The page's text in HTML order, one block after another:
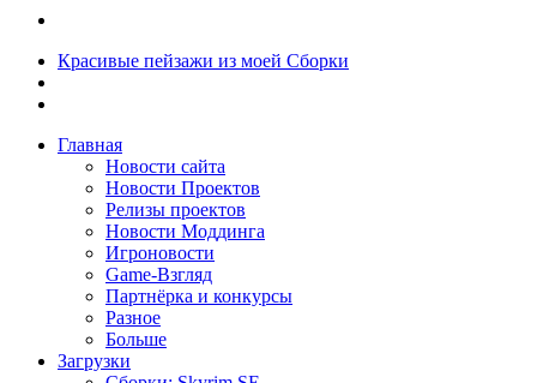
Красивые пейзажи из моей Сборки
Главная
Новости сайта
Новости Проектов
Релизы проектов
Новости Моддинга
Игроновости
Game-Взгляд
Партнёрка и конкурсы
Разное
Больше
Загрузки